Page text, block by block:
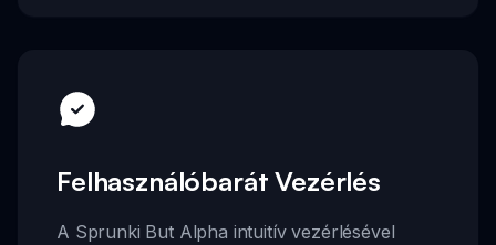
Felhasználóbarát Vezérlés
A Sprunki But Alpha intuitív vezérlésével